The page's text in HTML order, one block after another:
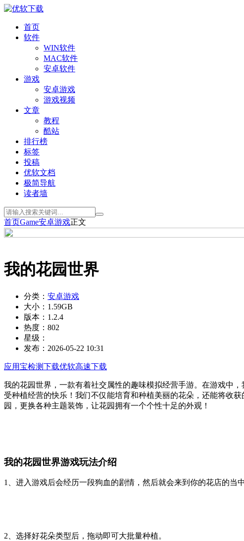
首页
软件
WIN软件
MAC软件
安卓软件
游戏
安卓游戏
游戏视频
文章
教程
酷站
排行榜
标签
投稿
优软文档
极简导航
读者墙
首页Game安卓游戏正文
我的花园世界
分类： 安卓游戏
大小： 1.59GB
版本： 1.2.4
热度： 802
星级：
发布： 2026-05-22 10:31
应用宝检测下载优软高速下载
我的花园世界，一款有着社交属性的趣味模拟经营手游。在游戏中
受种植经营的快乐！我们不仅能培育和种植美丽的花朵，还能将收
园，更换各种主题装饰，让花园拥有一个个性十足的外观！
我的花园世界游戏玩法介绍
1、进入游戏后会经历一段狗血的剧情，然后就会来到你的花店的当
2、选择好花朵类型后，拖动即可大批量种植。